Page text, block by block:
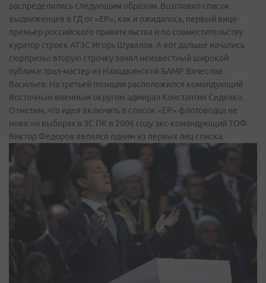
распределились следующим образом. Возглавил список
выдвиженцев в ГД от «ЕР», как и ожидалось, первый вице-
премьер российского правительства и по совместительству
куратор строек АТЭС Игорь Шувалов. А вот дальше начались
сюрпризы: вторую строчку занял неизвестный широкой
публике трал-мастер из Находкинской БАМР Вячеслав
Васильев. На третьей позиции расположился командующий
Восточным военным округом адмирал Константин Сиденко.
Отметим, что идея включить в список «ЕР» флотоводца не
нова: на выборах в ЗС ПК в 2006 году экс-командующий ТОФ
Виктор Федоров являлся одним из первых лиц списка.